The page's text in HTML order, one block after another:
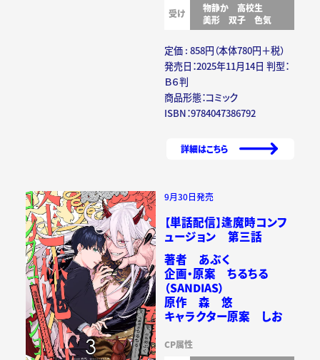
受け 物静か
高校生
美形
双子 色気
定価 : 858円（本体780円＋税）
発売日：2025年11月14日 判型：
Ｂ６判
商品形態：コミック
ISBN：9784047386792
詳細はこちら
9月30日発売
【単話配信】逢魔時コンフ
ュージョン 第三話
著者 あぶく
企画・原案 ちるちる
（SANDIAS）
原作 森 悠
キャラクター原案 しお
CP属性